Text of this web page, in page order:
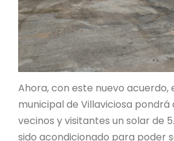
Ahora, con este nuevo acuerdo,
municipal de Villaviciosa pondrá
vecinos y visitantes un solar de
sido acondicionado para poder